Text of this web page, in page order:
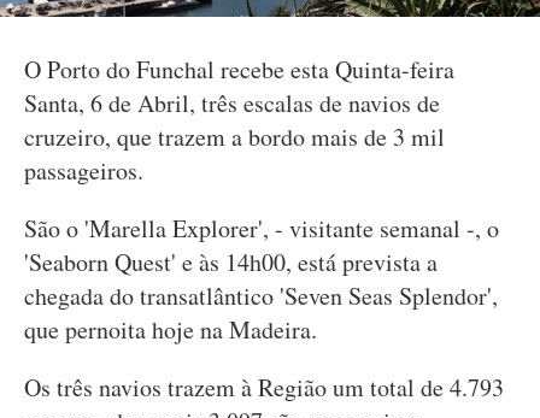
O Porto do Funchal recebe esta Quinta-feira
Santa, 6 de Abril, três escalas de navios de
cruzeiro, que trazem a bordo mais de 3 mil
passageiros.
São o 'Marella Explorer', - visitante semanal -, o
'Seaborn Quest' e às 14h00, está prevista a
chegada do transatlântico 'Seven Seas Splendor',
que pernoita hoje na Madeira.
Os três navios trazem à Região um total de 4.793